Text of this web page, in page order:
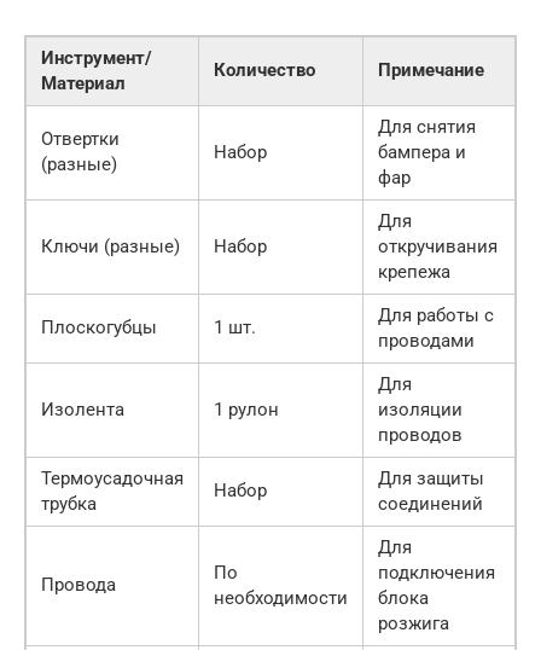
Инструмент/
Материал
Количество Примечание
Отвертки
(разные)
Набор
Для снятия
бампера и
фар
Ключи (разные) Набор
Для
откручивания
крепежа
Плоскогубцы 1 шт.
Для работы с
проводами
Изолента 1 рулон
Для
изоляции
проводов
Термоусадочная
трубка
Набор
Для защиты
соединений
Провода
По
необходимости
Для
подключения
блока
розжига